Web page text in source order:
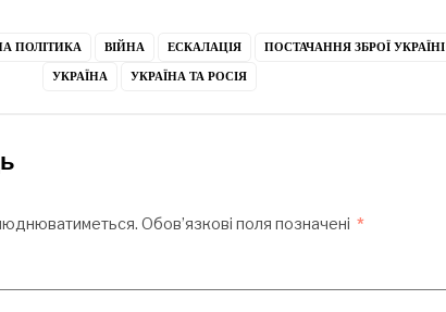
ПОЛІТИКА ВІЙНА ЕСКАЛАЦІЯ ПОСТАЧАННЯ ЗБРОЇ УКРАЇНІ
УКРАЇНА
УКРАЇНА ТА РОСІЯ
Обов’язкові поля позначені *